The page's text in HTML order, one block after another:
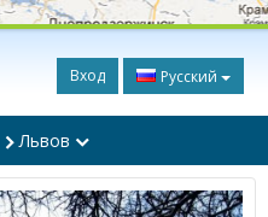
Вход Русский
Львов